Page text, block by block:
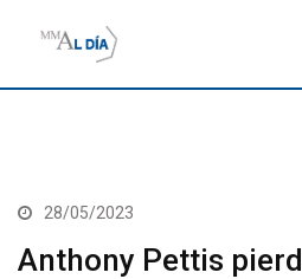
28/05/2023
Anthony Pettis